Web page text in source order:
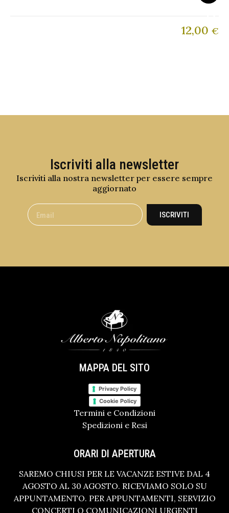
12,00 €
Iscriviti alla newsletter
Iscriviti alla nostra newsletter per essere sempre
aggiornato
ISCRIVITI
MAPPA DEL SITO
Privacy Policy
Cookie Policy
Termini e Condizioni
Spedizioni e Resi
ORARI DI APERTURA
SAREMO CHIUSI PER LE VACANZE ESTIVE DAL 4
AGOSTO AL 30 AGOSTO. RICEVIAMO SOLO SU
APPUNTAMENTO. PER APPUNTAMENTI, SERVIZIO
CONCERTI O COMUNICAZIONI URGENTI